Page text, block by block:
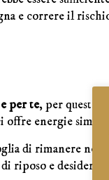
e correre il
per te, per questo
offre energie simili
di rimanere nel
riposo e